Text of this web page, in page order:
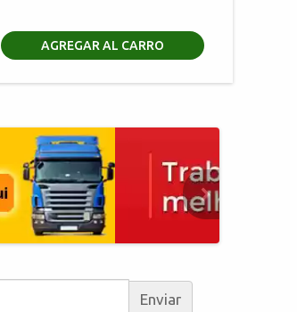
AGREGAR AL CARRO
Enviar